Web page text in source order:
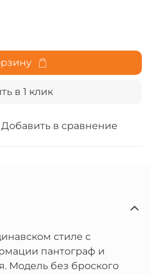
Добавить в сравнение
в 1 клик
стиле с
пантограф и
Модель без броского